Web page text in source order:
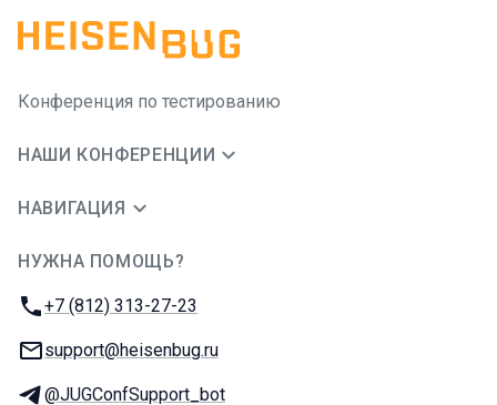
Конференция по тестированию
НАШИ КОНФЕРЕНЦИИ
НАВИГАЦИЯ
НУЖНА ПОМОЩЬ?
Телефон:
+7 (812) 313-27-23
E-mail:
support@heisenbug.ru
Телеграм:
@JUGConfSupport_bot